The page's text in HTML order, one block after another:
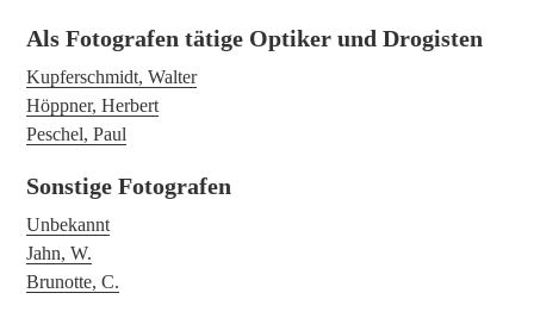
Als Fotografen tätige Optiker und Drogisten
Kupferschmidt, Walter
Höppner, Herbert
Peschel, Paul
Sonstige Fotografen
Unbekannt
Jahn, W.
Brunotte, C.